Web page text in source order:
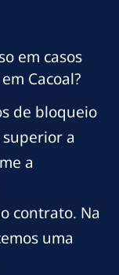
em casos
Cacoal?
de bloqueio
a
a
contrato. Na
uma